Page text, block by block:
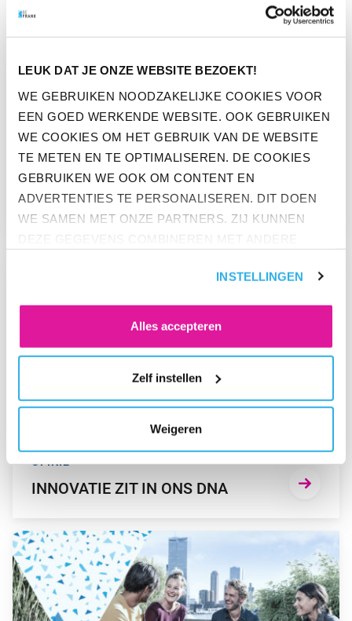
LEUK DAT JE ONZE WEBSITE BEZOEKT!
WE GEBRUIKEN NOODZAKELIJKE COOKIES VOOR
EEN GOED WERKENDE WEBSITE. OOK GEBRUIKEN
WE COOKIES OM HET GEBRUIK VAN DE WEBSITE
TE METEN EN TE OPTIMALISEREN. DE COOKIES
GEBRUIKEN WE OOK OM CONTENT EN
ADVERTENTIES TE PERSONALISEREN. DIT DOEN
WE SAMEN MET ONZE PARTNERS. ZIJ KUNNEN
ACCEPTEREN' ALS JE INSTEMT MET ALLE
NOODZAKELIJKE COOKIES WILT. ONDER 'ZELF
ALTIJD JE TOESTEMMING VOOR DE COOKIES
INSTELLINGEN
Alles accepteren
Zelf instellen
Weigeren
BEFRANK EN STICHTING DE
NOORDZEE STARTEN
SAMENWERKING
NIEUWS
INNOVATIE ZIT IN ONS DNA
OPINIE
GA NAAR “BEFRANK VIERT 10-JARIG JUBILEUM”